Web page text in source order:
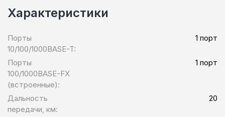
Характеристики
Порты
10/100/1000BASE-T:
1 порт
Порты
100/1000BASE-FX
(встроенные):
1 порт
Дальность
передачи, км:
20